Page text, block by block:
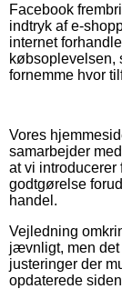
Facebook
indtryk af e-
internet
købsoplevelsen,
fornemme hvor
Vores
samarbejder
at vi introducerer
godtgørelse
handel.
Vejledning
jævnligt, men det
justeringer der
opdaterede